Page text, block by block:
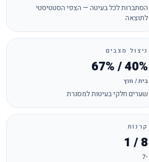
הסתברות לכל בעיטה — הצפי הסטטיסטי
לתוצאה
ניצול מצבים
40% / 67%
בית / חוץ
שערים חלקי בעיטות למסגרת
קרנות
8 / 1
-7